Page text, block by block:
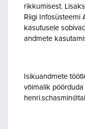
rikkumisest.
Riigi Infosüsteemi
kasutusele
andmete
Isikuandmete
võimalik pöörduda